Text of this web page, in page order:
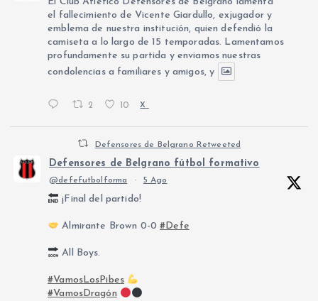
el fallecimiento de Vicente Giardullo, exjugador y
emblema de nuestra institución, quien defendió la
camiseta a lo largo de 15 temporadas. Lamentamos
profundamente su partida y enviamos nuestras
condolencias a familiares y amigos, y
2 10 X
Defensores de Belgrano Retweeted
Defensores de Belgrano fútbol formativo
@defefutbolforma · 5 Ago
¡Final del partido!
Almirante Brown 0-0#Defe
All Boys.
#VamosLosPibes
#VamosDragón